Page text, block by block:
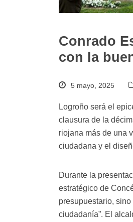
Conrado
con la
5 mayo, 2025
Logroño será el
clausura de la
riojana más de una
ciudadana y el
Durante la
estratégico de
presupuestario,
ciudadanía”. El